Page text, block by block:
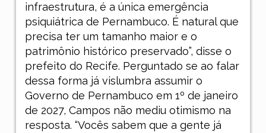
infraestrutura, é a única emergência
psiquiátrica de Pernambuco. É natural que
precisa ter um tamanho maior e o
patrimônio histórico preservado”, disse o
prefeito do Recife. Perguntado se ao falar
dessa forma já vislumbra assumir o
Governo de Pernambuco em 1º de janeiro
de 2027, Campos não mediu otimismo na
resposta. “Vocês sabem que a gente já